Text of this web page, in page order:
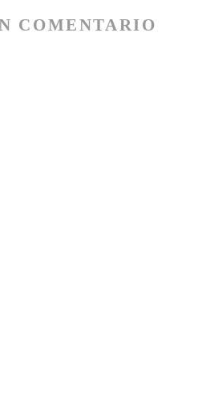
COMENTARIO